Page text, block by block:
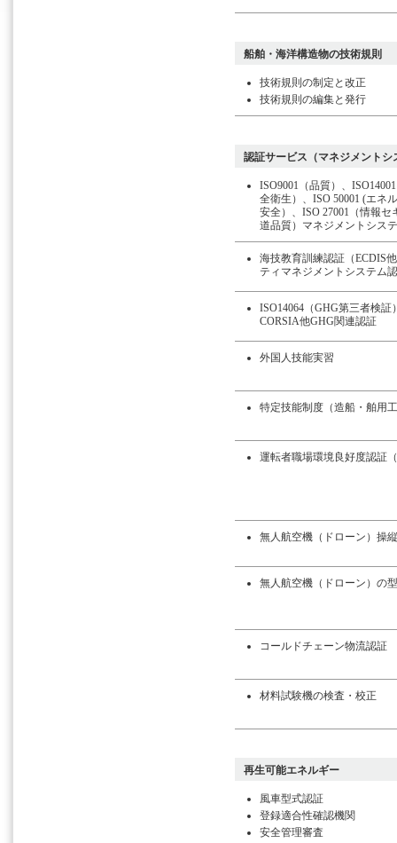
船舶・海洋構造物の技術規則
技術規則の制定と改正
技術規則の編集と発行
認証サービス（マネジメント
ISO9001（品質）、
全衛生）、ISO 50001 (エネ
安全）、ISO 27001（情報セ
道品質）マネジメントシス
海技教育訓練認証（ECDIS
ティマネジメントシステム
ISO14064（GHG第三者検
CORSIA他GHG関連認証
外国人技能実習
特定技能制度（造船・舶用
運転者職場環境良好度認証
無人航空機（ドローン）操
無人航空機（ドローン）の
コールドチェーン物流認証
材料試験機の検査・校正
再生可能エネルギー
風車型式認証
登録適合性確認機関
安全管理審査